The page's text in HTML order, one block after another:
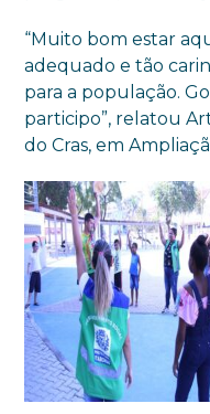
“Muito bom estar
adequado e tão
para a população.
participo”, relatou
do Cras, em